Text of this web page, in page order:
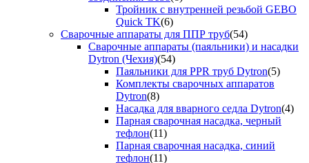
Тройник с внутренней резьбой GEBO
Quick TK(6)
Сварочные аппараты для ППР труб(54)
Сварочные аппараты (паяльники) и насадки
Dytron (Чехия)(54)
Паяльники для PPR труб Dytron(5)
Комплекты сварочных аппаратов
Dytron(8)
Насадка для вварного седла Dytron(4)
Парная сварочная насадка, черный
тефлон(11)
Парная сварочная насадка, синий
тефлон(11)